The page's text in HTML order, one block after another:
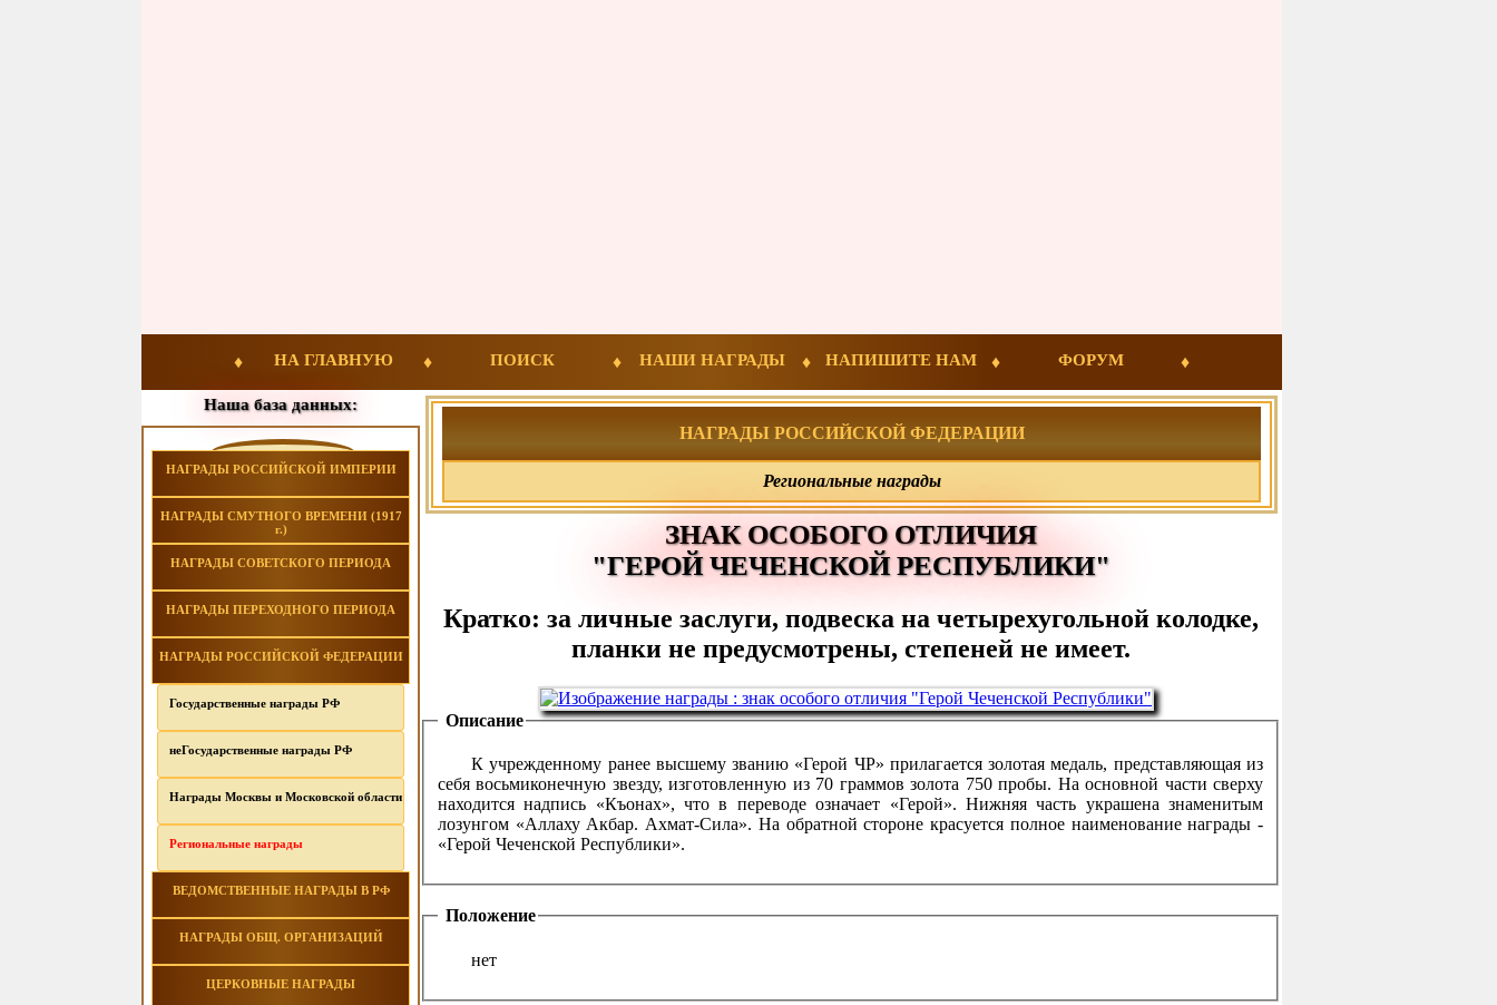
НА ГЛАВНУЮ ПОИСК НАШИ НАГРАДЫ НАПИШИТЕ НАМ ФОРУМ
Наша база данных:
НАГРАДЫ РОССИЙСКОЙ ИМПЕРИИ
НАГРАДЫ СМУТНОГО ВРЕМЕНИ (1917
г.)
НАГРАДЫ СОВЕТСКОГО ПЕРИОДА
НАГРАДЫ ПЕРЕХОДНОГО ПЕРИОДА
НАГРАДЫ РОССИЙСКОЙ ФЕДЕРАЦИИ
Государственные награды РФ
неГосударственные награды РФ
Награды Москвы и Московской области
Региональные награды
ВЕДОМСТВЕННЫЕ НАГРАДЫ В РФ
НАГРАДЫ ОБЩ. ОРГАНИЗАЦИЙ
ЦЕРКОВНЫЕ НАГРАДЫ
НАГРАДЫ РОССИЙСКОЙ ФЕДЕРАЦИИ
Региональные награды
ЗНАК ОСОБОГО ОТЛИЧИЯ
"ГЕРОЙ ЧЕЧЕНСКОЙ РЕСПУБЛИКИ"
Кратко: за личные заслуги, подвеска на четырехугольной колодке,
планки не предусмотрены, степеней не имеет.
Описание
К учрежденному ранее высшему званию «Герой ЧР» прилагается золотая медаль, представляющая из
себя восьмиконечную звезду, изготовленную из 70 граммов золота 750 пробы. На основной части сверху
находится надпись «Къонах», что в переводе означает «Герой». Нижняя часть украшена знаменитым
лозунгом «Аллаху Акбар. Ахмат-Сила». На обратной стороне красуется полное наименование награды -
«Герой Чеченской Республики».
Положение
нет